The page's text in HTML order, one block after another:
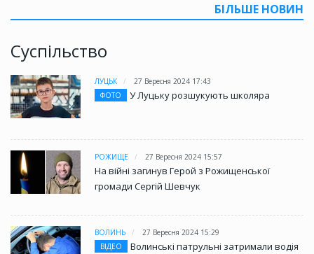
БІЛЬШЕ НОВИН
Суспільство
ЛУЦЬК
27 Вересня 2024 17:43
ФОТО
У Луцьку розшукують школяра
РОЖИЩЕ 27 Вересня 2024 15:57
На війні загинув Герой з Рожищенської
громади Сергій Шевчук
ВОЛИНЬ
27 Вересня 2024 15:29
ВІДЕО
Волинські патрульні затримали водія